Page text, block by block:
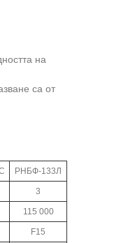
на
са от
РНБФ-133Л
3
115 000
F15